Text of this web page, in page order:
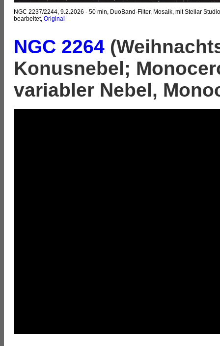
NGC 2237/2244, 9.2.2026 - 50 min, DuoBand-Filter, Mosaik, mit Stellar Studio
bearbeitet, Original
NGC 2264
Konusnebel;
variabler Nebel,